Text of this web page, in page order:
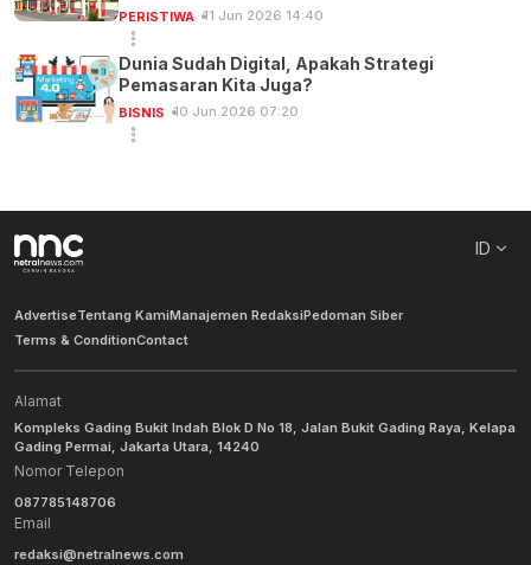
PERISTIWA 11 Jun 2026 14:40
Dunia Sudah Digital, Apakah Strategi
Pemasaran Kita Juga?
BISNIS 10 Jun 2026 07:20
ID
AdvertiseTentang KamiManajemen RedaksiPedoman Siber
Terms & ConditionContact
Alamat
Kompleks Gading Bukit Indah Blok D No 18, Jalan Bukit Gading Raya, Kelapa
Gading Permai, Jakarta Utara, 14240
Nomor Telepon
087785148706
Email
redaksi@netralnews.com